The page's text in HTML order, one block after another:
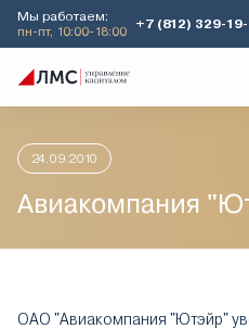
Мы работаем:
пн-пт, 10:00-18:00
+7 (812) 329-
Главная Аналитика
24.09.2010
Авиакомпания
ОАО "Авиакомпания "Ютэйр"